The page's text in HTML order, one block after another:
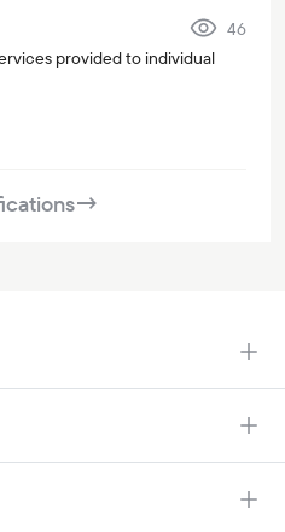
46
provided to individual
→